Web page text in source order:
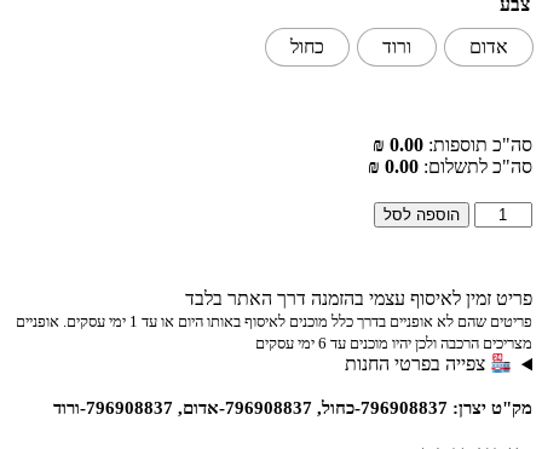
ורוד כחול
0.00 ₪
0.00 ₪
הוספה לסל
לאיסוף עצמי בהזמנה דרך האתר בלבד
פריטים שהם לא אופניים בדרך כלל מוכנים לאיסוף באותו היום או עד 1 ימי עסקים. אופניים
ולכן יהיו מוכנים עד 6 ימי עסקים
בפרטי החנות
796908837-ורוד